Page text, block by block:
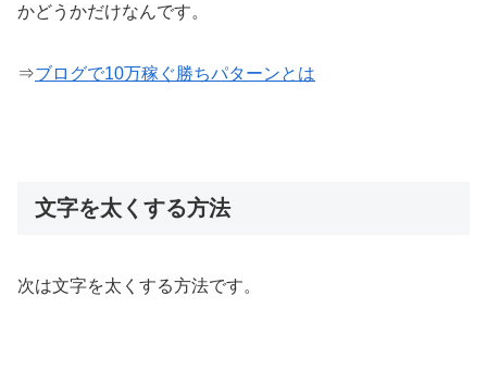
かどうかだけなんです。
⇒ブログで10万稼ぐ勝ちパターンとは
文字を太くする方法
次は文字を太くする方法です。